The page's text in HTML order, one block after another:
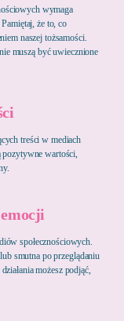
wymaga
że to, co
naszej tożsamości.
muszą być uwiecznione
treści w mediach
pozytywne wartości,
społecznościowych.
smutna po przeglądaniu
możesz podjąć,